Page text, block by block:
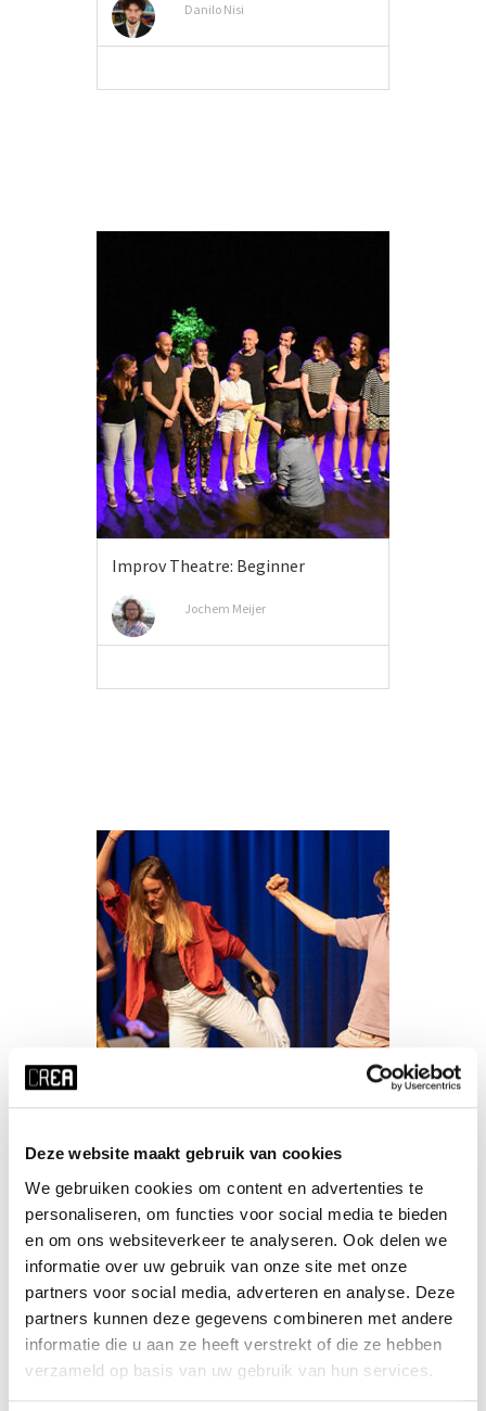
Deze website maakt gebruik van cookies
We gebruiken cookies om content en advertenties te
personaliseren, om functies voor social media te bieden
en om ons websiteverkeer te analyseren. Ook delen we
informatie over uw gebruik van onze site met onze
partners voor social media, adverteren en analyse. Deze
partners kunnen deze gegevens combineren met andere
informatie die u aan ze heeft verstrekt of die ze hebben
verzameld op basis van uw gebruik van hun services.
Danilo Nisi
Improv Theatre: Beginner
Jochem Meijer
Improv Theatre:
Intermediate
VIEW MORE